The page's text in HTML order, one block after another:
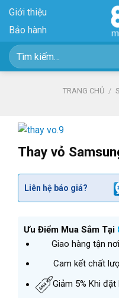
Skip
content
Giới thiệu
Bảo hành
Tìm
kiếm:
TRANG CHỦ /
Thay vỏ
Liên hệ báo giá?
Ưu Điểm Mua Sắm Tại
Giao hàng tận
Cam kết chất
Giảm 5% Khi đặt